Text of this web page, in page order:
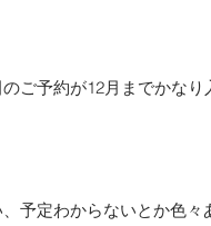
ご予約が12月までかなり
予定わからないとか色々